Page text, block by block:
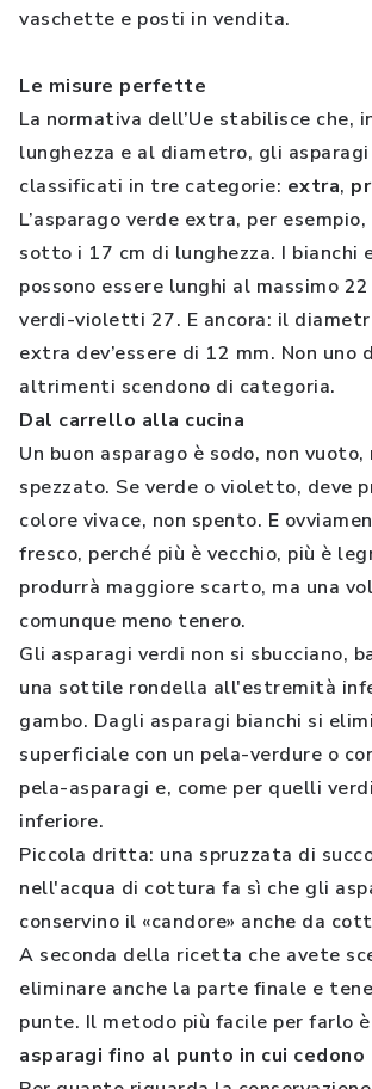
vaschette e posti in vendita.
Le misure perfette
La normativa dell’Ue stabilisce che,
lunghezza e al diametro, gli
classificati in tre categorie: extra,
L’asparago verde extra, per
sotto i 17 cm di lunghezza. I bianchi
possono essere lunghi al massimo
verdi-violetti 27. E ancora: il
extra dev’essere di 12 mm. Non uno
altrimenti scendono di categoria.
Dal carrello alla cucina
Un buon asparago è sodo, non
spezzato. Se verde o violetto, deve
colore vivace, non spento. E
fresco, perché più è vecchio, più è
produrrà maggiore scarto, ma una
comunque meno tenero.
Gli asparagi verdi non si sbucciano,
una sottile rondella all'estremità
gambo. Dagli asparagi bianchi si
superficiale con un pela-verdure o
pela-asparagi e, come per quelli
inferiore.
Piccola dritta: una spruzzata di
nell'acqua di cottura fa sì che gli
conservino il «candore» anche da
A seconda della ricetta che avete
eliminare anche la parte finale e
punte. Il metodo più facile per farlo è
asparagi fino al punto in cui